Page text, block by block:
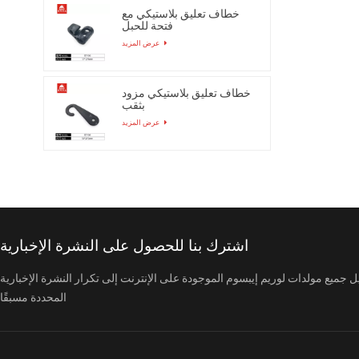
خطاف تعليق بلاستيكي مع
فتحة للحبل
خطاف تعليق بلاستيكي مزود
بثقب
اشترك بنا للحصول على النشرة الإخبارية
جميع مولدات لوريم إيبسوم الموجودة على الإنترنت إلى تكرار النشرة الإخبارية
المحددة مسبقًا